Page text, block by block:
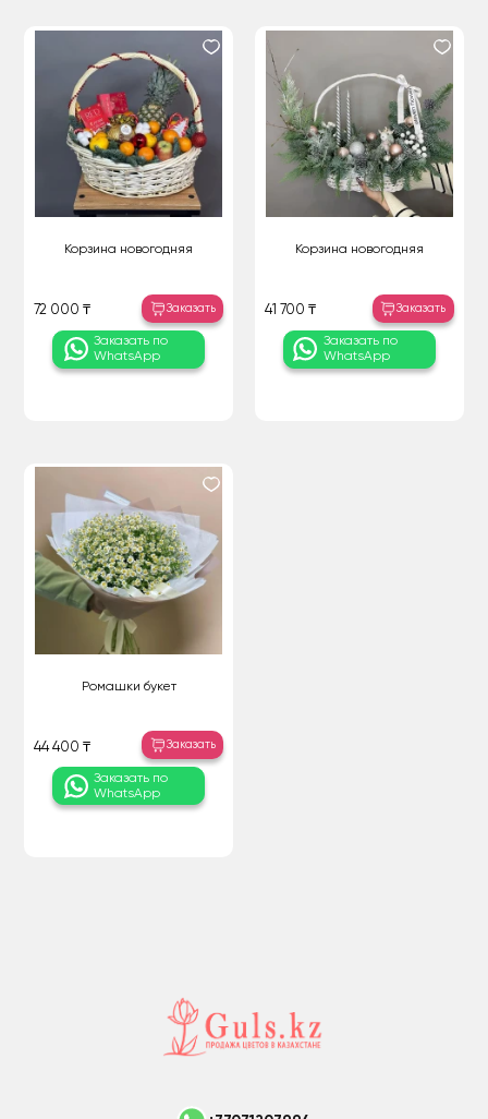
Корзина новогодняя
72 000 ₸ Заказать
Заказать по
WhatsApp
Корзина новогодняя
41 700 ₸ Заказать
Заказать по
WhatsApp
Ромашки букет
44 400 ₸ Заказать
Заказать по
WhatsApp